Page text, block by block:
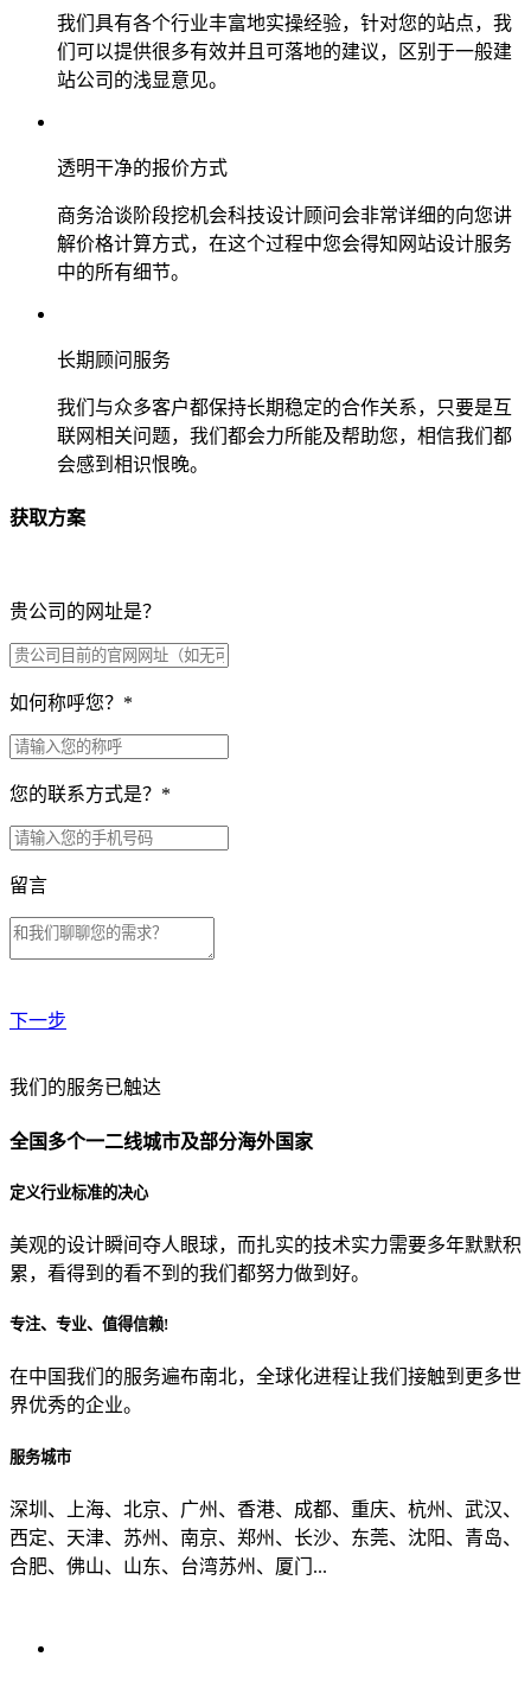
我们具有各个行业丰富地实操经验，针对您的站点，我
们可以提供很多有效并且可落地的建议，区别于一般建
站公司的浅显意见。
透明干净的报价方式
商务洽谈阶段挖机会科技设计顾问会非常详细的向您讲
解价格计算方式，在这个过程中您会得知网站设计服务
中的所有细节。
长期顾问服务
我们与众多客户都保持长期稳定的合作关系，只要是互
联网相关问题，我们都会力所能及帮助您，相信我们都
会感到相识恨晚。
获取方案
贵公司的网址是？
如何称呼您？ *
您的联系方式是？ *
留言
下一步
贵公司预算范围是？
贵公司的团队规模是？
目前主要的营销渠道是？
我们的服务已触达
全国多个一二线城市及部分海外国家
定义行业标准的决心
美观的设计瞬间夺人眼球，而扎实的技术实力需要多年默默积
累，看得到的看不到的我们都努力做到好。
专注、专业、值得信赖!
在中国我们的服务遍布南北，全球化进程让我们接触到更多世
界优秀的企业。
服务城市
深圳、上海、北京、广州、香港、成都、重庆、杭州、武汉、
西定、天津、苏州、南京、郑州、长沙、东莞、沈阳、青岛、
合肥、佛山、山东、台湾苏州、厦门...